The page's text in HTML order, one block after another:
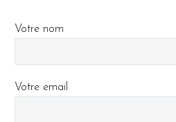
Votre nom
Votre email